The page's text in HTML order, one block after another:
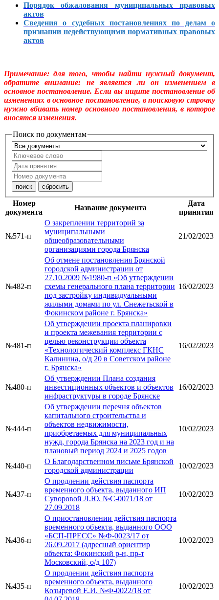
Порядок обжалования муниципальных правовых
актов
Сведения о судебных постановлениях по делам о
признании недействующими нормативных правовых
актов
Примечание: для того, чтобы найти нужный документ,
обратите внимание: не является ли он изменением в
основное постановление. Если вы ищите постановление об
изменениях в основное постановление, в поисковую строчку
нужно вбивать номер основного постановления, в которое
вносятся изменения.
Поиск по документам
Номер
документа
Название документа
Дата
принятия
№571-п
О закреплении территорий за
муниципальными
общеобразовательными
организациями города Брянска
21/02/2023
№482-п
Об отмене постановления Брянской
городской администрации от
27.10.2009 №1980-п «Об утверждении
схемы генерального плана территории
под застройку индивидуальными
жилыми домами по ул. Снежетьской в
Фокинском районе г. Брянска»
16/02/2023
№481-п
Об утверждении проекта планировки
и проекта межевания территории с
целью реконструкции объекта
«Технологический комплекс ГКНС
Калинина, о/д 20 в Советском районе
г. Брянска»
16/02/2023
№480-п
Об утверждении Плана создания
инвестиционных объектов и объектов
инфраструктуры в городе Брянске
16/02/2023
№444-п
Об утверждении перечня объектов
капитального строительства и
объектов недвижимости,
приобретаемых для муниципальных
нужд, города Брянска на 2023 год и на
плановый период 2024 и 2025 годов
10/02/2023
№440-п
О Благодарственном письме Брянской
городской администрации
10/02/2023
№437-п
О продлении действия паспорта
временного объекта, выданного ИП
Суворовой Л.Ю. №С-0071/18 от
27.09.2018
10/02/2023
№436-п
О приостановлении действия паспорта
временного объекта, выданного ООО
«БСП-ПРЕСС» №Ф-0023/17 от
26.09.2017 (адресный ориентир
объекта: Фокинский р-н, пр-т
Московский, о/д 107)
10/02/2023
№435-п
О продлении действия паспорта
временного объекта, выданного
Козыревой Е.И. №Ф-0022/18 от
10/02/2023